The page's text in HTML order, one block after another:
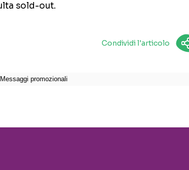
sold-out.
Condividi l'articolo